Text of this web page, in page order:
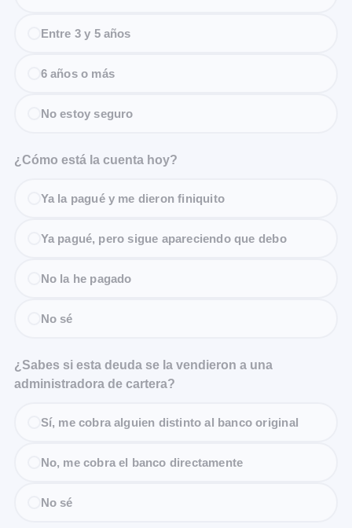
Entre 3 y 5 años
6 años o más
No estoy seguro
¿Cómo está la cuenta hoy?
Ya la pagué y me dieron finiquito
Ya pagué, pero sigue apareciendo que debo
No la he pagado
No sé
¿Sabes si esta deuda se la vendieron a una
administradora de cartera?
Sí, me cobra alguien distinto al banco original
No, me cobra el banco directamente
No sé